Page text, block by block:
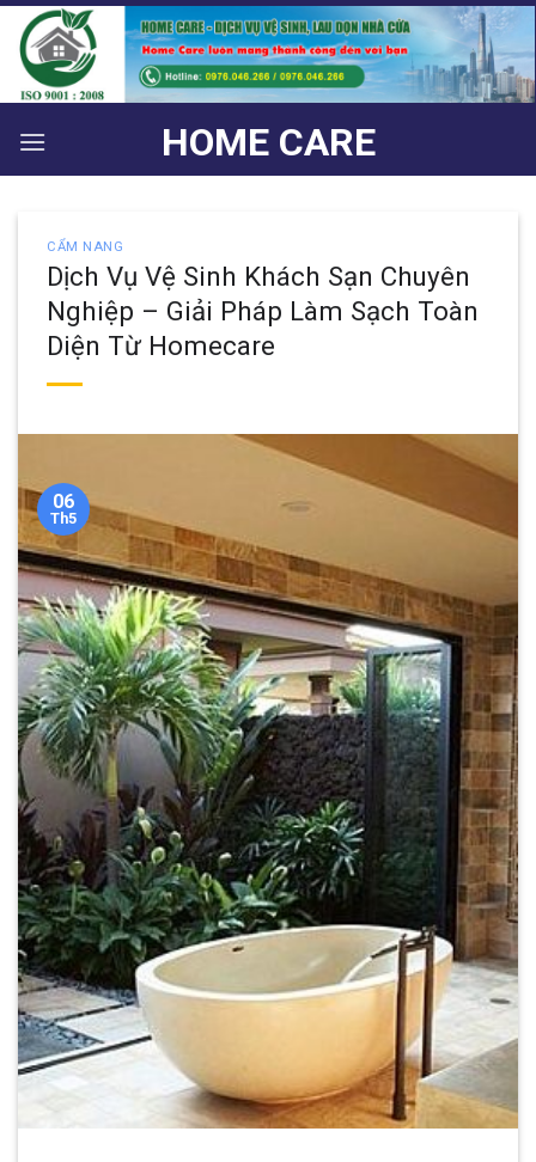
Bỏ
qua
nội
dung
HOME CARE
CẨM NANG
Dịch Vụ Vệ Sinh Khách Sạn Chuyên
Nghiệp – Giải Pháp Làm Sạch Toàn
Diện Từ Homecare
06
Th5